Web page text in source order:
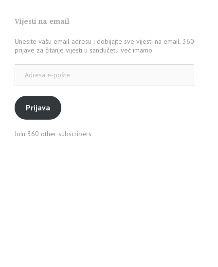
Vijesti na email
Unesite vašu email adresu i dobijajte sve vijesti na email. 360
prijave za čitanje vijesti u sandučetu već imamo.
pošte
Prijava
Join 360 other subscribers